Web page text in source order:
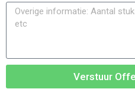
Verstuur